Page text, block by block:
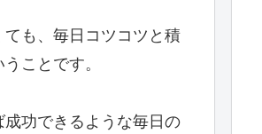
も、毎日コツコツと積
ことです。
成功できるような毎日の